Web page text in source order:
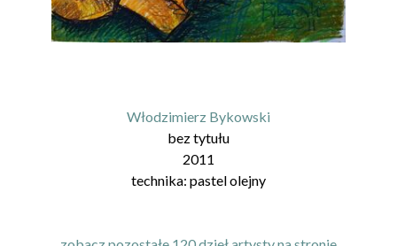
Włodzimierz Bykowski
bez tytułu
2011
technika: pastel olejny